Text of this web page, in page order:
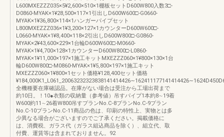
L600MXEZZZ035×5¥2,600×510×1棚板セットD600W800入数3□-
D0860-MYAK×1¥28,500×117×1引出しD600W600□-G0660-
MYAK×1¥36,800×114×1ハンガーパイプセット
L800MXEZZZ036×1¥3,200×127×1カウンターD600W600□-
L0660-MYAK×1¥8,400×118×2引出しD600W800□-G0860-
MYAK×2¥43,600×229×1台輪D600W600□-M0660-
MYAK×1¥4,700×128×1カウンターD600W800□-L0860-
MYAK×1¥11,000×197×1施工キットMXEZZZ060×1¥800×130×1台
輪D600W800□-M0860-MYAK×1¥5,800×197×1施工キット
MXEZZZ060×1¥800×1セット価格¥128,400セット価格
全機種要在庫確認品。在庫がない場合は受注から工場出荷まで
約10日。！10●衣類の収納量（参考値）吊すパイプ1本約8∼19着
W600約11∼26着W800吊すプランNo.C-8プランNo.C-9プラン
No.C-10プランNo.C-11商品の色は、印刷の特性上、実物とは多
少異なる場合がございますのでご了承ください。掲載価格に
は、消費税、ガラス代（ガラス組込商品を除く）、組立代、取
付費、運賃等は含まれておりません。92